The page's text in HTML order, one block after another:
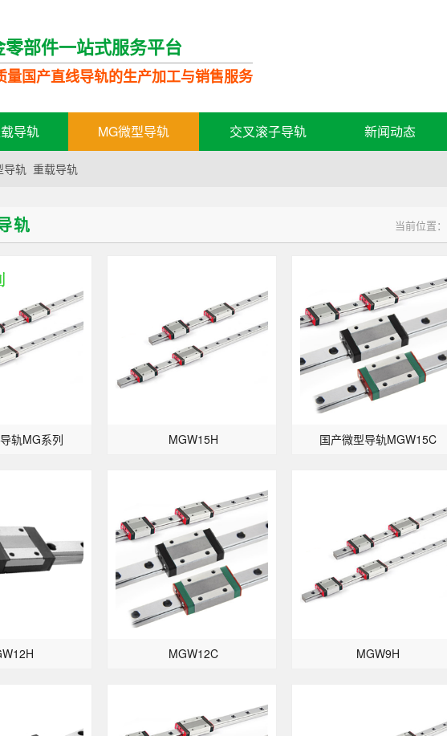
部件一站式服务平台
量国产直线导轨的生产加工与销售服务
导轨 MG微型导轨 交叉滚子导轨 新闻动态
导轨 重载导轨
轨 当前位置：
轨MG系列 MGW15H 国产微型导轨MGW15C
MGW12C MGW9H